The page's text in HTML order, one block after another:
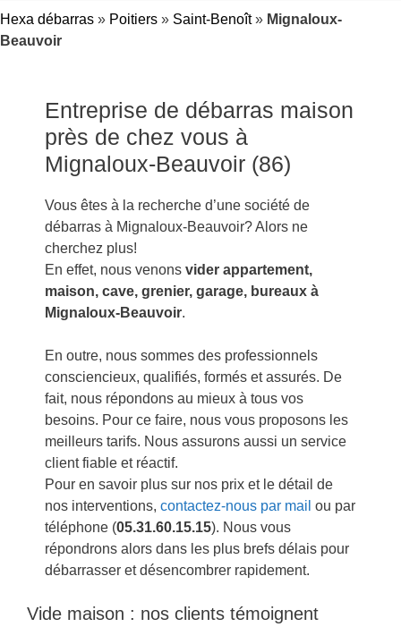
Hexa débarras » Poitiers » Saint-Benoît» Mignaloux-
Beauvoir
Entreprise de débarras maison
près de chez vous à
Mignaloux-Beauvoir (86)
Vous êtes à la recherche d’une société de
débarras à Mignaloux-Beauvoir? Alors ne
cherchez plus!
En effet, nous venons vider appartement,
maison, cave, grenier, garage, bureaux à
Mignaloux-Beauvoir.
En outre, nous sommes des professionnels
consciencieux, qualifiés, formés et assurés. De
fait, nous répondons au mieux à tous vos
besoins. Pour ce faire, nous vous proposons les
meilleurs tarifs. Nous assurons aussi un service
client fiable et réactif.
Pour en savoir plus sur nos prix et le détail de
nos interventions, contactez-nous par mail ou par
téléphone (05.31.60.15.15). Nous vous
répondrons alors dans les plus brefs délais pour
débarrasser et désencombrer rapidement.
Vide maison : nos clients témoignent